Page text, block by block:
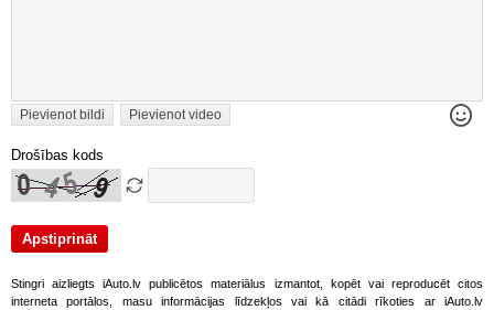
Pievienot bildi Pievienot video
Drošības kods
Stingri aizliegts iAuto.lv publicētos materiālus izmantot, kopēt vai reproducēt citos
interneta portālos, masu informācijas līdzekļos vai kā citādi rīkoties ar iAuto.lv